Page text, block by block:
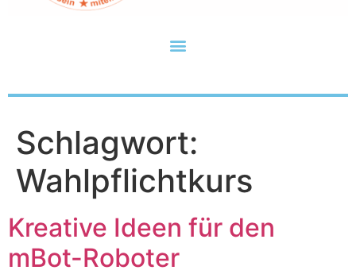
Schlagwort:
Wahlpflichtkurs
Kreative Ideen für den
mBot-Roboter